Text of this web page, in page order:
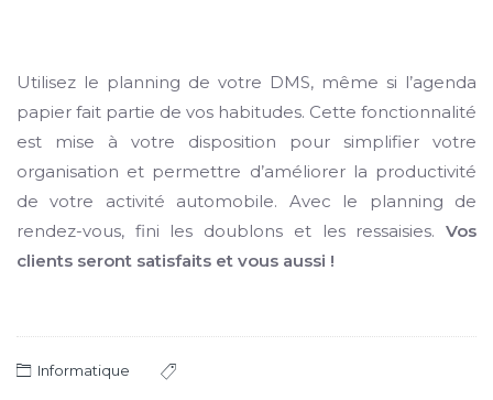
Utilisez le planning de votre DMS, même si l’agenda
papier fait partie de vos habitudes. Cette fonctionnalité
est mise à votre disposition pour simplifier votre
organisation et permettre d’améliorer la productivité
de votre activité automobile. Avec le planning de
rendez-vous, fini les doublons et les ressaisies. Vos
clients seront satisfaits et vous aussi !
Informatique